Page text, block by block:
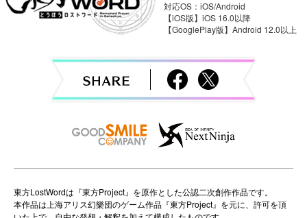
v
o
n
対応OS：iOS/Android
【iOS版】iOS 16.0以降
【GooglePlay版】Android 12.0以上
東方LostWordは『東方Project』を原作とした公認二次創作作品です。
本作品は上海アリス幻樂団のゲーム作品『東方Project』を元に、許可を頂